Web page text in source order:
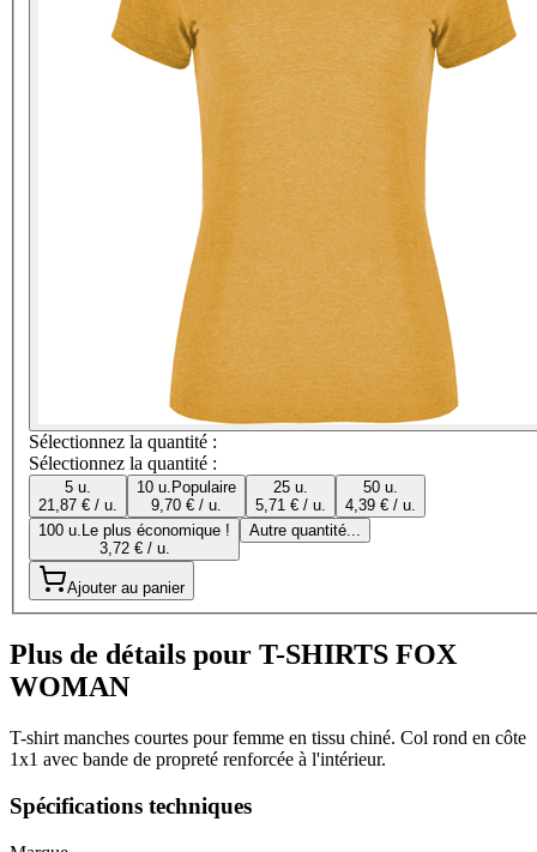
Sélectionnez la quantité :
Sélectionnez la quantité :
5 u.
21,87 € / u.
10 u. Populaire
9,70 € / u.
25 u.
5,71 € / u.
50 u.
4,39 € / u.
100 u. Le plus économique !
3,72 € / u.
Autre quantité...
Ajouter au panier
Plus de détails pour T-SHIRTS FOX
WOMAN
T-shirt manches courtes pour femme en tissu chiné. Col rond en côte
1x1 avec bande de propreté renforcée à l'intérieur.
Spécifications techniques